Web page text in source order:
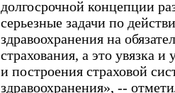
долгосрочной концепции
серьезные задачи по
здравоохранения на
страхования, а это увязка
и построения страховой
здравоохранения», --